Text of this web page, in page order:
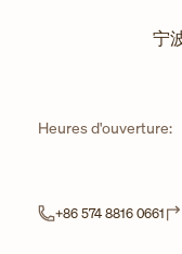
宁
Heures d'ouverture:
+86 574 8816 0661